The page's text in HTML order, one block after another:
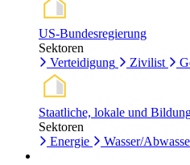
US-Bundesregierung
Sektoren
Verteidigung
Zivilist
Staatliche, lokale und
Sektoren
Energie
Wasser/